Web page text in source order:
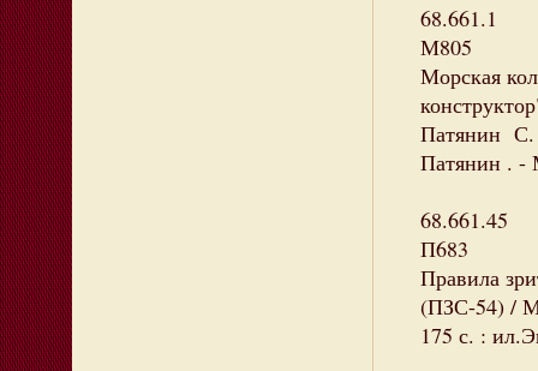
68.661.1
М805
Морская
Патянин С.
Патянин . -
68.661.45
П683
Правила
(ПЗС-54) /
175 с. :